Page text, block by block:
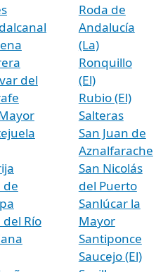
del
de
del Río
Roda de
Andalucía
(La)
Ronquillo
(El)
Rubio (El)
Salteras
San Juan de
Aznalfarache
San Nicolás
del Puerto
Sanlúcar la
Mayor
Santiponce
Saucejo (El)